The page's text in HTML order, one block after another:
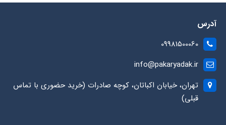
آدرس
09981500060
info@pakaryadak.ir
تهران، خیابان اکباتان، کوچه صادرات (خرید حضوری با تماس
قبلی)